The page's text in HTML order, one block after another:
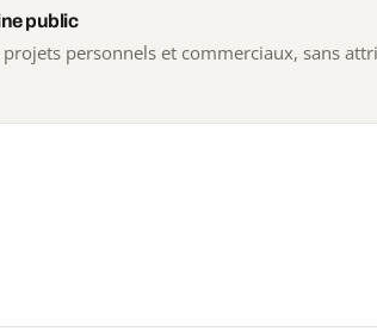
public
personnels et commerciaux, sans